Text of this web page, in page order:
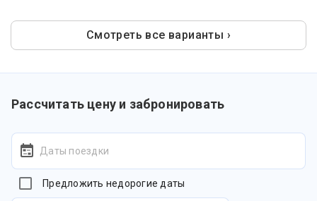
Смотреть все варианты ›
Рассчитать цену и забронировать
Даты поездки
Предложить недорогие даты